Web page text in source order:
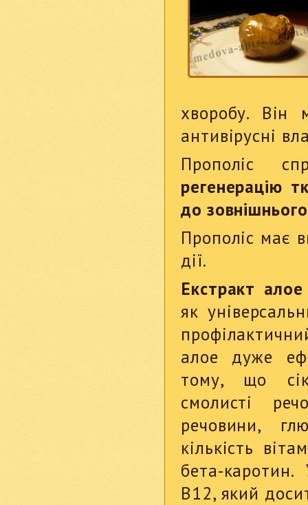
хворобу. Він
антивірусні
Прополіс
регенерацію
до
Прополіс має
дії.
Екстракт алое
як
алое дуже
тому, що
смолисті
речовини,
кількість
бета-
В12, який